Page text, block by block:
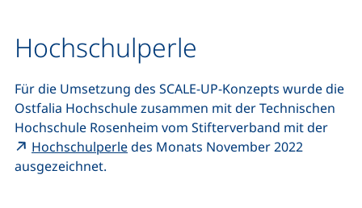
Hochschulperle
Für die Umsetzung des SCALE-UP-Konzepts wurde die
Ostfalia Hochschule zusammen mit der Technischen
Hochschule Rosenheim vom Stifterverband mit der
Hochschulperle(externer Link, öffnet neues Fenster)
des Monats November 2022
ausgezeichnet.